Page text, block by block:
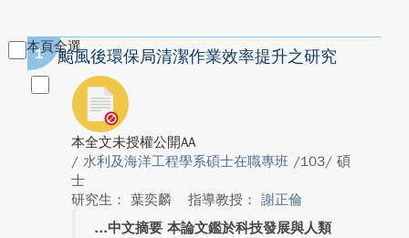
本頁全選
1 颱風後環保局清潔作業效率提升之研究
本全文未授權公開AA
/ 水利及海洋工程學系碩士在職專班 /103/ 碩
士
研究生： 葉奕麟
指導教授： 謝正倫
中文摘要 本論文鑑於科技發展與人類